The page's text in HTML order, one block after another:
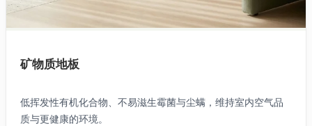
矿物质地板
低挥发性有机化合物、不易滋生霉菌与尘螨，维持室内空气品
质与更健康的环境。